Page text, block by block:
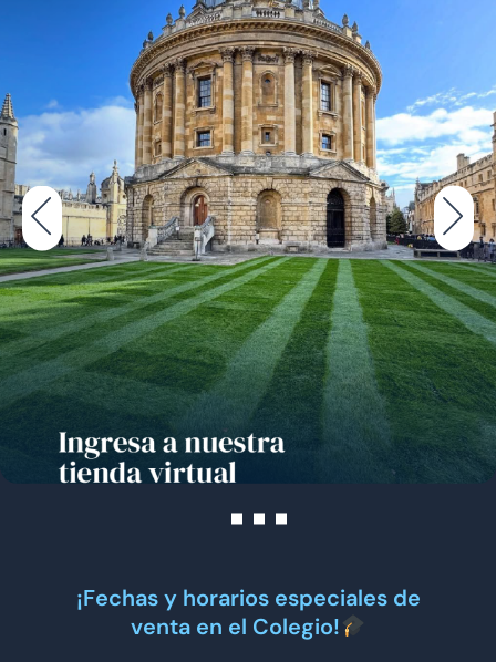
¡Fechas y horarios especiales de
venta en el Colegio!